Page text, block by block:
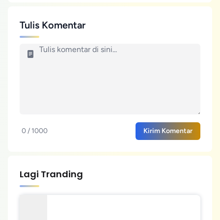
Tulis Komentar
0 / 1000 Kirim Komentar
Lagi Tranding